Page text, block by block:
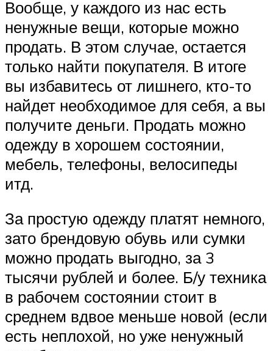
Вообще, у каждого из нас есть
ненужные вещи, которые можно
продать. В этом случае, остается
только найти покупателя. В итоге
вы избавитесь от лишнего, кто-то
найдет необходимое для себя, а вы
получите деньги. Продать можно
одежду в хорошем состоянии,
мебель, телефоны, велосипеды
итд.
За простую одежду платят немного,
зато брендовую обувь или сумки
можно продать выгодно, за 3
тысячи рублей и более. Б/у техника
в рабочем состоянии стоит в
среднем вдвое меньше новой (если
есть неплохой, но уже ненужный